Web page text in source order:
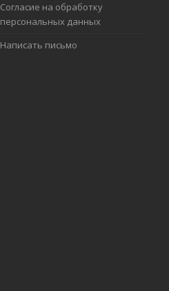
Согласие на обработку
персональных данных
Написать письмо